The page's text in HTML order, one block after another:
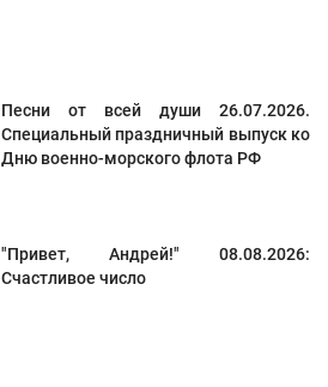
Песни от всей души 26.07.2026.
Специальный праздничный выпуск ко
Дню военно-морского флота РФ
"Привет, Андрей!" 08.08.2026:
Счастливое число